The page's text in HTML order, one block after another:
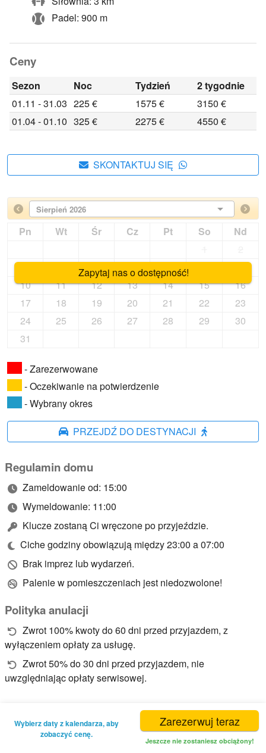
Padel: 900 m
Ceny
Sezon Noc Tydzień
2 tygodnie
01.11 - 31.03 225 € 1575 €
3150 €
01.04 - 01.10 325 € 2275 € 4550 €
SKONTAKTUJ SIĘ
Zapytaj nas o dostępność!
Sierpień 2026
Pn Wt Śr Cz Pt So
Nd
10
11 12 13 14 15
16
17
18 19 20 21 22
23
24
25 26 27 28 29
30
31
- Zarezerwowane
- Oczekiwanie na potwierdzenie
- Wybrany okres
PRZEJDŹ DO DESTYNACJI
Regulamin domu
Zameldowanie od: 15:00
Wymeldowanie: 11:00
Klucze zostaną Ci wręczone po przyjeździe.
Ciche godziny obowiązują między 23:00 a 07:00
Brak imprez lub wydarzeń.
Palenie w pomieszczeniach jest niedozwolone!
Polityka anulacji
Zwrot 100% kwoty do 60 dni przed przyjazdem, z
wyłączeniem opłaty za usługę.
Zwrot 50% do 30 dni przed przyjazdem, nie
uwzględniając opłaty serwisowej.
Wybierz daty z kalendarza, aby
zobaczyć cenę.
Zarezerwuj teraz
Jeszcze nie zostaniesz obciążony!